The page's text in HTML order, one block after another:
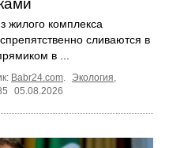
жилого комплекса
сливаются в
в ...
Babr24.com. Экология,
05.08.2026